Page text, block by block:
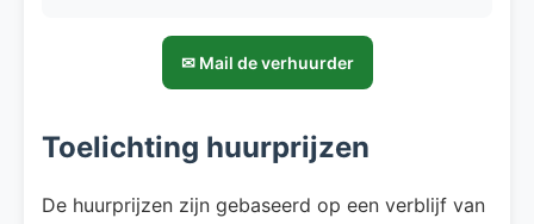
✉ Mail de verhuurder
Toelichting huurprijzen
De huurprijzen zijn gebaseerd op een verblijf van